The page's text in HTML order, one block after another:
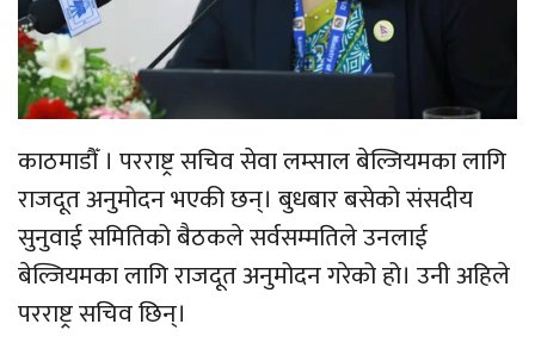
काठमाडौँ । परराष्ट्र सचिव सेवा लम्साल बेल्जियमका लागि
राजदूत अनुमोदन भएकी छन्। बुधबार बसेको संसदीय
सुनुवाई समितिको बैठकले सर्वसम्मतिले उनलाई
बेल्जियमका लागि राजदूत अनुमोदन गरेको हो। उनी अहिले
परराष्ट्र सचिव छिन्।